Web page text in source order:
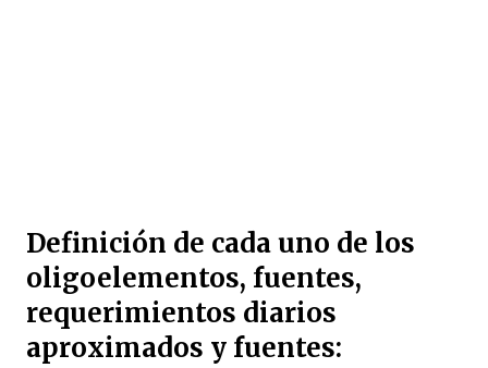
Definición de cada uno de los
oligoelementos, fuentes,
requerimientos diarios
aproximados y fuentes: